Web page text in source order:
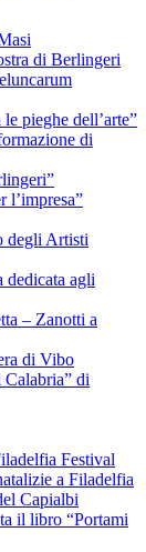
di Berlingeri
pieghe dell’arte”
di
l’impresa”
degli Artisti
dedicata agli
– Zanotti a
di Vibo
Calabria” di
Festival
a Filadelfia
Capialbi
il libro “Portami